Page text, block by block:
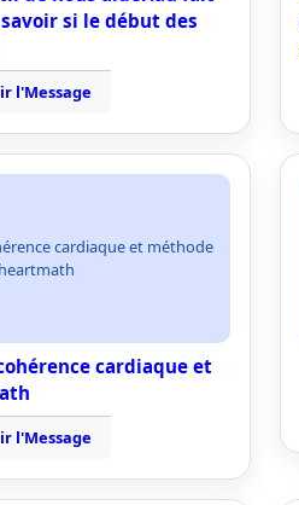
si le début des
l'Message
cardiaque et méthode
heartmath
cardiaque et
l'Message